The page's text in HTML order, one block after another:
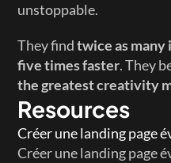
unstoppable.
They find twice as many
five times faster
the greatest creativity
Resources
Créer une landing page
Créer une landing page